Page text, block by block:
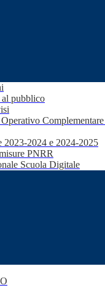
pubblico
2023-2024 e 2024-2025
PNRR
Scuola Digitale